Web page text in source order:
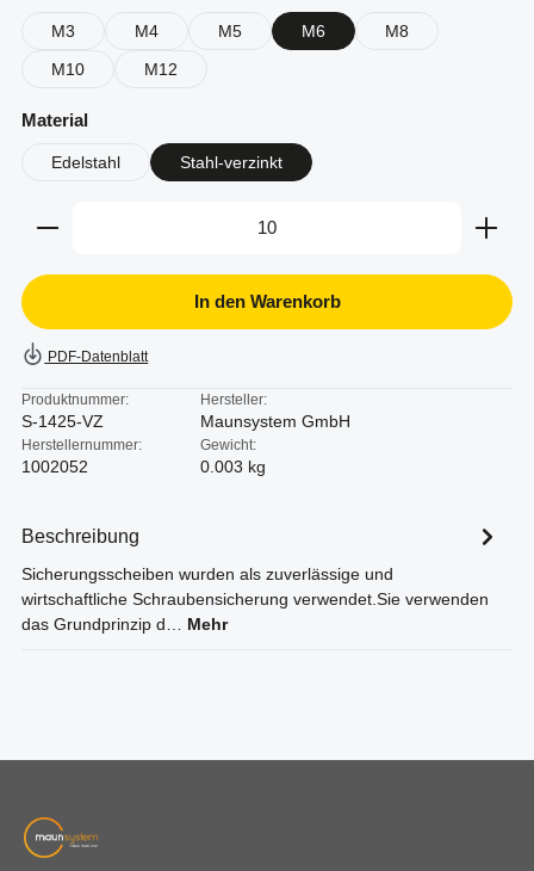
M3 M4 M5 M6
M8
M10
M12
Materialauswählen
Edelstahl Stahl-verzinkt
Produkt Anzahl: Gib den gewünschten Wert ein
In den Warenkorb
PDF-Datenblatt
Produktnummer:
S-1425-VZ
Hersteller:
Maunsystem GmbH
Herstellernummer:
1002052
Gewicht:
0.003 kg
Beschreibung
Sicherungsscheiben wurden als zuverlässige und
wirtschaftliche Schraubensicherung verwendet.Sie verwenden
das Grundprinzip d… Mehr